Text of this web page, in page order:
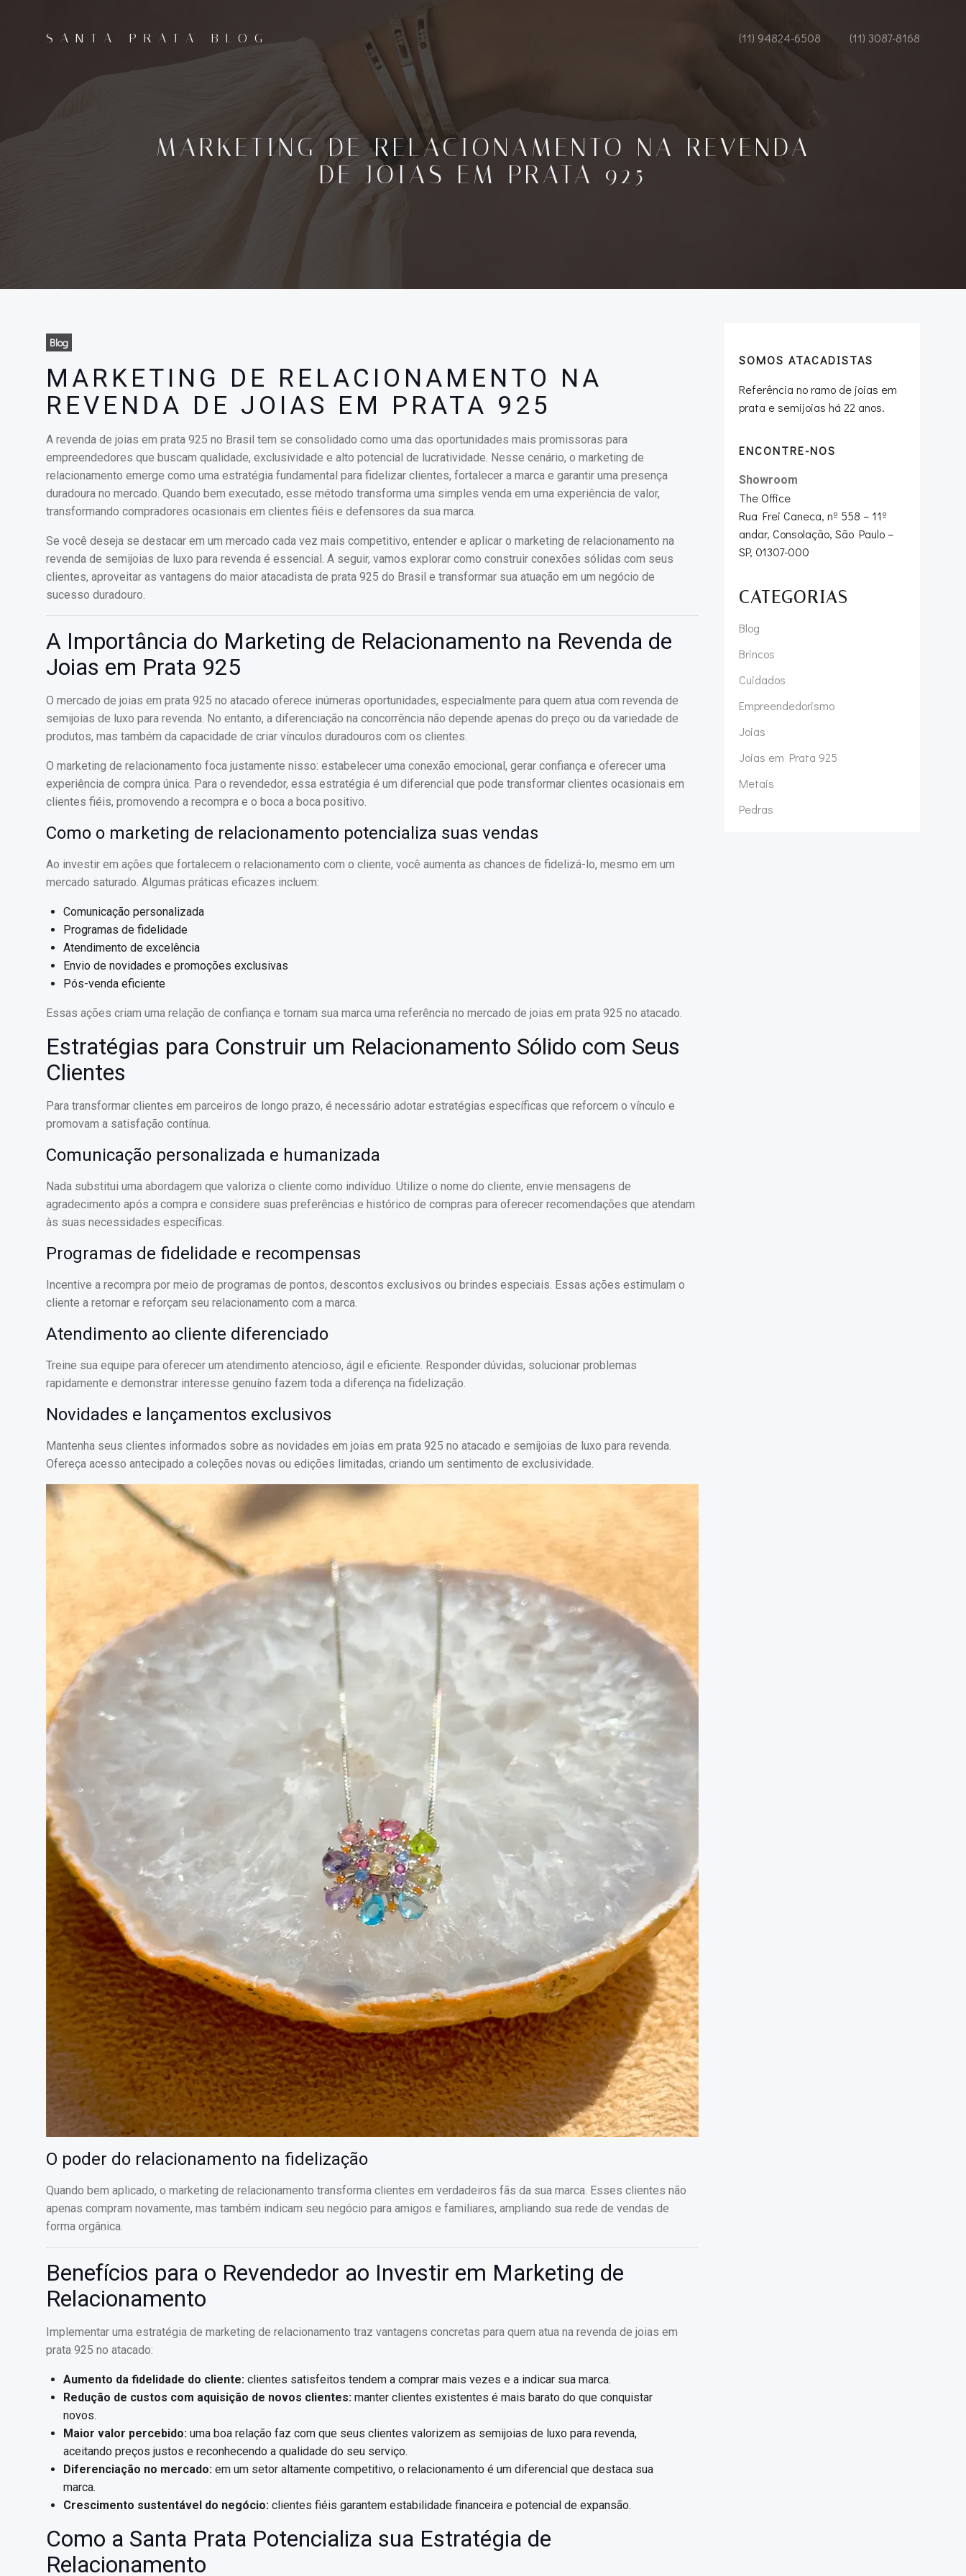
SANTA PRATA BLOG (11) 94824-6508 (11) 3087-8168
MARKETING DE RELACIONAMENTO NA REVENDA
DE JOIAS EM PRATA 925
Blog
MARKETING DE RELACIONAMENTO NA
REVENDA DE JOIAS EM PRATA 925
A revenda de joias em prata 925 no Brasil tem se consolidado como uma das oportunidades mais promissoras para
empreendedores que buscam qualidade, exclusividade e alto potencial de lucratividade. Nesse cenário, o marketing de
relacionamento emerge como uma estratégia fundamental para fidelizar clientes, fortalecer a marca e garantir uma presença
duradoura no mercado. Quando bem executado, esse método transforma uma simples venda em uma experiência de valor,
transformando compradores ocasionais em clientes fiéis e defensores da sua marca.
Se você deseja se destacar em um mercado cada vez mais competitivo, entender e aplicar o marketing de relacionamento na
revenda de semijoias de luxo para revenda é essencial. A seguir, vamos explorar como construir conexões sólidas com seus
clientes, aproveitar as vantagens do maior atacadista de prata 925 do Brasil e transformar sua atuação em um negócio de
sucesso duradouro.
A Importância do Marketing de Relacionamento na Revenda de
Joias em Prata 925
O mercado de joias em prata 925 no atacado oferece inúmeras oportunidades, especialmente para quem atua com revenda de
semijoias de luxo para revenda. No entanto, a diferenciação na concorrência não depende apenas do preço ou da variedade de
produtos, mas também da capacidade de criar vínculos duradouros com os clientes.
O marketing de relacionamento foca justamente nisso: estabelecer uma conexão emocional, gerar confiança e oferecer uma
experiência de compra única. Para o revendedor, essa estratégia é um diferencial que pode transformar clientes ocasionais em
clientes fiéis, promovendo a recompra e o boca a boca positivo.
Como o marketing de relacionamento potencializa suas vendas
Ao investir em ações que fortalecem o relacionamento com o cliente, você aumenta as chances de fidelizá-lo, mesmo em um
mercado saturado. Algumas práticas eficazes incluem:
Comunicação personalizada
Programas de fidelidade
Atendimento de excelência
Envio de novidades e promoções exclusivas
Pós-venda eficiente
Essas ações criam uma relação de confiança e tornam sua marca uma referência no mercado de joias em prata 925 no atacado.
Estratégias para Construir um Relacionamento Sólido com Seus
Clientes
Para transformar clientes em parceiros de longo prazo, é necessário adotar estratégias específicas que reforcem o vínculo e
promovam a satisfação contínua.
Comunicação personalizada e humanizada
Nada substitui uma abordagem que valoriza o cliente como indivíduo. Utilize o nome do cliente, envie mensagens de
agradecimento após a compra e considere suas preferências e histórico de compras para oferecer recomendações que atendam
às suas necessidades específicas.
Programas de fidelidade e recompensas
Incentive a recompra por meio de programas de pontos, descontos exclusivos ou brindes especiais. Essas ações estimulam o
cliente a retornar e reforçam seu relacionamento com a marca.
Atendimento ao cliente diferenciado
Treine sua equipe para oferecer um atendimento atencioso, ágil e eficiente. Responder dúvidas, solucionar problemas
rapidamente e demonstrar interesse genuíno fazem toda a diferença na fidelização.
Novidades e lançamentos exclusivos
Mantenha seus clientes informados sobre as novidades em joias em prata 925 no atacado e semijoias de luxo para revenda.
Ofereça acesso antecipado a coleções novas ou edições limitadas, criando um sentimento de exclusividade.
O poder do relacionamento na fidelização
Quando bem aplicado, o marketing de relacionamento transforma clientes em verdadeiros fãs da sua marca. Esses clientes não
apenas compram novamente, mas também indicam seu negócio para amigos e familiares, ampliando sua rede de vendas de
forma orgânica.
Benefícios para o Revendedor ao Investir em Marketing de
Relacionamento
Implementar uma estratégia de marketing de relacionamento traz vantagens concretas para quem atua na revenda de joias em
prata 925 no atacado:
Aumento da fidelidade do cliente: clientes satisfeitos tendem a comprar mais vezes e a indicar sua marca.
Redução de custos com aquisição de novos clientes: manter clientes existentes é mais barato do que conquistar
novos.
Maior valor percebido: uma boa relação faz com que seus clientes valorizem as semijoias de luxo para revenda,
aceitando preços justos e reconhecendo a qualidade do seu serviço.
Diferenciação no mercado: em um setor altamente competitivo, o relacionamento é um diferencial que destaca sua
marca.
Crescimento sustentável do negócio: clientes fiéis garantem estabilidade financeira e potencial de expansão.
Como a Santa Prata Potencializa sua Estratégia de
Relacionamento
SOMOS ATACADISTAS
Referência no ramo de joias em
prata e semijoias há 22 anos.
ENCONTRE-NOS
Showroom
The Office
Rua Frei Caneca, nº 558 – 11º
andar, Consolação, São Paulo –
SP, 01307-000
CATEGORIAS
Blog
Brincos
Cuidados
Empreendedorismo
Joias
Joias em Prata 925
Metais
Pedras